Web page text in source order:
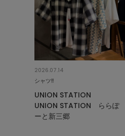
2026.07.14
シャツ‼︎
UNION STATION
UNION STATION ららぽ
ーと新三郷